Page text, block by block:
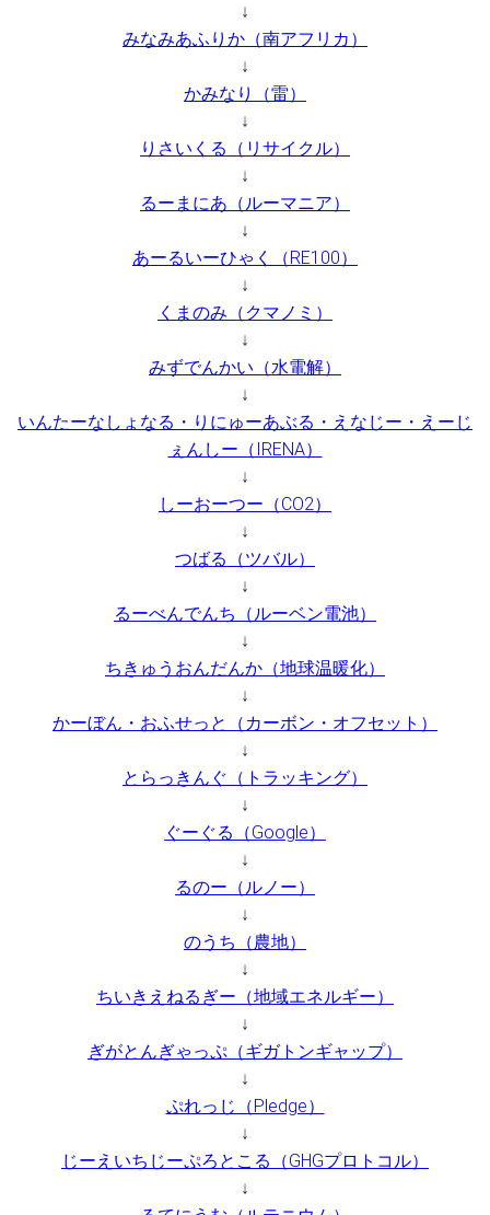
↓
みなみあふりか（南アフリカ）
↓
かみなり（雷）
↓
りさいくる（リサイクル）
↓
るーまにあ（ルーマニア）
↓
あーるいーひゃく（RE100）
↓
くまのみ（クマノミ）
↓
みずでんかい（水電解）
↓
いんたーなしょなる・りにゅーあぶる・えなじー・えーじ
ぇんしー（IRENA）
↓
しーおーつー（CO2）
↓
つばる（ツバル）
↓
るーべんでんち（ルーベン電池）
↓
ちきゅうおんだんか（地球温暖化）
↓
かーぼん・おふせっと（カーボン・オフセット）
↓
とらっきんぐ（トラッキング）
↓
ぐーぐる（Google）
↓
るのー（ルノー）
↓
のうち（農地）
↓
ちいきえねるぎー（地域エネルギー）
↓
ぎがとんぎゃっぷ（ギガトンギャップ）
↓
ぷれっじ（Pledge）
↓
じーえいちじーぷろとこる（GHGプロトコル）
↓